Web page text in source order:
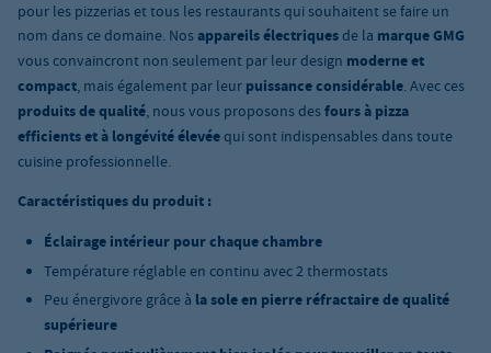
pour les pizzerias et tous les restaurants qui souhaitent se faire un
nom dans ce domaine. Nosappareils électriquesde la marque GMG
vous convaincront non seulement par leur design moderne et
compact, mais également par leur puissance considérable. Avec ces
produits de qualité, nous vous proposons desfours à pizza
efficients et à longévité élevéequi sont indispensables dans toute
cuisine professionnelle.
Caractéristiques du produit :
Éclairage intérieur pour chaque chambre
Température réglable en continu avec2 thermostats
Peu énergivore grâce à la sole en pierre réfractaire de qualité
supérieure